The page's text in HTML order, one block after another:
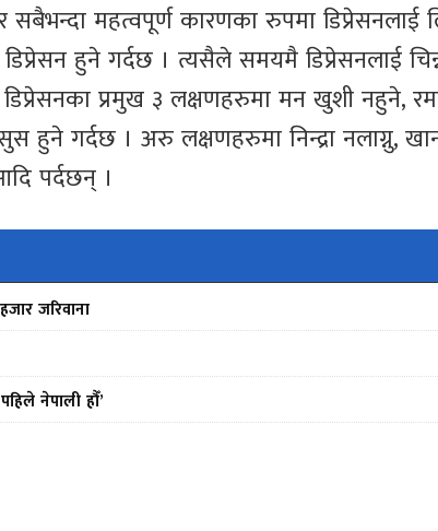
महत्वपूर्ण कारणका रुपमा डिप्रेसनलाई
हुने गर्दछ । त्यसैले समयमै डिप्रेसनलाई
प्रमुख ३ लक्षणहरुमा मन खुशी नहुने,
हुने गर्दछ । अरु लक्षणहरुमा निन्द्रा नलाग्नु,
पर्दछन् ।
जरिवाना
नेपाली हौँ’